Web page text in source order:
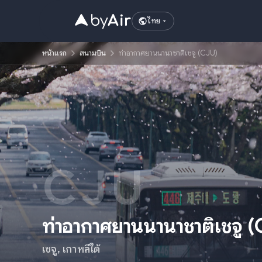
ไทย
หน้าแรก สนามบิน ท่าอากาศยานนานาชาติเชจู (CJU)
CJU
ท่าอากาศยานนานาชาติเชจู(
เชจู, เกาหลีใต้